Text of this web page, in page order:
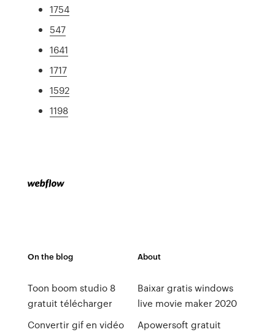
1754
547
1641
1717
1592
1198
On the blog
Toon boom studio 8
gratuit télécharger
Convertir gif en vidéo
About
Baixar gratis windows
live movie maker 2020
Apowersoft gratuit